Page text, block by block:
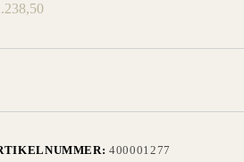
400001277